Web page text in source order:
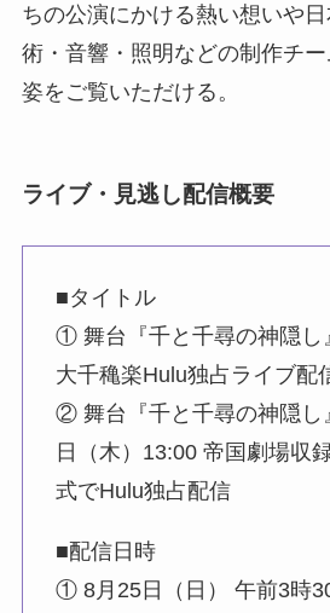
ちの公演にかける熱い想いや
術・音響・照明などの制作チ
姿をご覧いただける。
ライブ・見逃し配信概要
■タイトル
① 舞台『千と千尋の神隠し
大千穐楽Hulu独占ライブ配
② 舞台『千と千尋の神隠し
日（木）13:00 帝国劇場収
式でHulu独占配信
■配信日時
① 8月25日（日） 午前3時